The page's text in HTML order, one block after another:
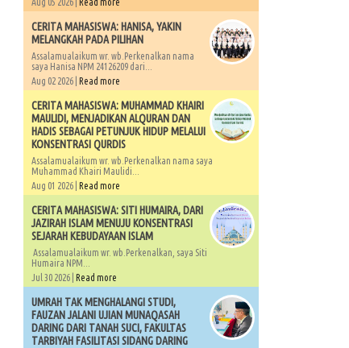
CERITA MAHASISWA: HANISA, YAKIN
MELANGKAH PADA PILIHAN
Assalamualaikum wr. wb.Perkenalkan nama
saya Hanisa NPM 24126209 dari...
Aug 02 2026 | Read more
CERITA MAHASISWA: MUHAMMAD KHAIRI
MAULIDI, MENJADIKAN ALQURAN DAN
HADIS SEBAGAI PETUNJUK HIDUP MELALUI
KONSENTRASI QURDIS
Assalamualaikum wr. wb.Perkenalkan nama saya
Muhammad Khairi Maulidi...
Aug 01 2026 | Read more
CERITA MAHASISWA: SITI HUMAIRA, DARI
JAZIRAH ISLAM MENUJU KONSENTRASI
SEJARAH KEBUDAYAAN ISLAM
Assalamualaikum wr. wb.Perkenalkan, saya Siti
Humaira NPM...
Jul 30 2026 | Read more
UMRAH TAK MENGHALANGI STUDI,
FAUZAN JALANI UJIAN MUNAQASAH
DARING DARI TANAH SUCI, FAKULTAS
TARBIYAH FASILITASI SIDANG DARING